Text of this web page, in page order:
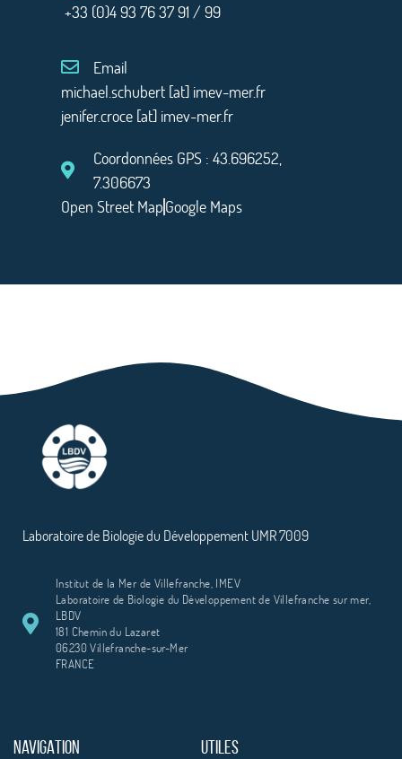
+33 (0)4 93 76 37 91 / 99
Email
michael.schubert [at] imev-mer.fr
jenifer.croce [at] imev-mer.fr
Coordonnées GPS : 43.696252,
7.306673
Open Street MapGoogle Maps
Laboratoire de Biologie du Développement UMR 7009
Institut de la Mer de Villefranche, IMEV
Laboratoire de Biologie du Développement de Villefranche sur mer,
LBDV
181 Chemin du Lazaret
06230 Villefranche-sur-Mer
FRANCE
NAVIGATION UTILES